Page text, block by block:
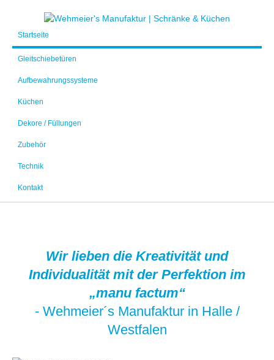
Startseite
Gleitschiebetüren
Aufbewahrungssysteme
Küchen
Dekore / Füllungen
Zubehör
Technik
Kontakt
Wir lieben die Kreativität und
Individualität mit der Perfektion im
„manu factum“
- Wehmeier´s Manufaktur in Halle /
Westfalen